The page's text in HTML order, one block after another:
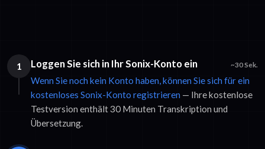
1 Loggen Sie sich in Ihr Sonix-Konto ein ~30 Sek.
Wenn Sie noch kein Konto haben, können Sie sich für ein
kostenloses Sonix-Konto registrieren — Ihre kostenlose
Testversion enthält 30 Minuten Transkription und
Übersetzung.